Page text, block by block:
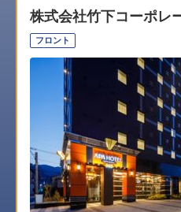
無料
採用をお考えの企
株式会社竹下コーポレ
フロント